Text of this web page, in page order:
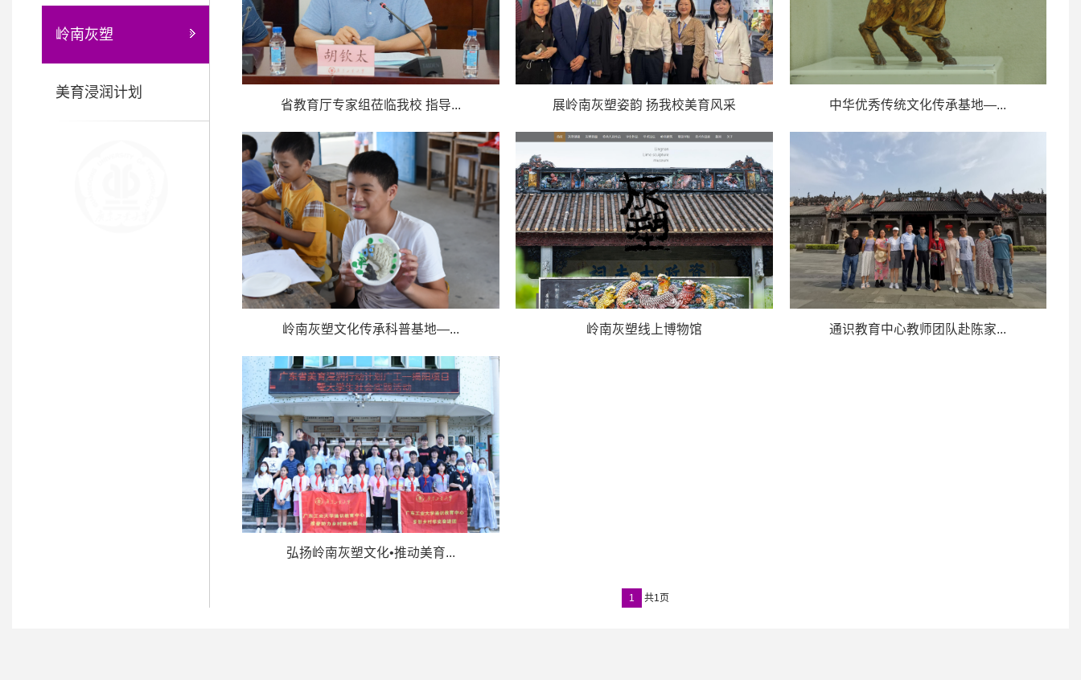
岭南灰塑
美育浸润计划
省教育厅专家组莅临我校 指导... 展岭南灰塑姿韵 扬我校美育风采 中华优秀传统文化传承基地—...
岭南灰塑文化传承科普基地—... 岭南灰塑线上博物馆 通识教育中心教师团队赴陈家...
弘扬岭南灰塑文化•推动美育...
1 共1页